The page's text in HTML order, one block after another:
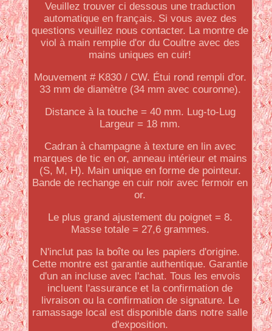
Veuillez trouver ci dessous une traduction
automatique en français. Si vous avez des
questions veuillez nous contacter. La montre de
viol à main remplie d'or du Coultre avec des
mains uniques en cuir!
Mouvement # K830 / CW. Étui rond rempli d'or.
33 mm de diamètre (34 mm avec couronne).
Distance à la touche = 40 mm. Lug-to-Lug
Largeur = 18 mm.
Cadran à champagne à texture en lin avec
marques de tic en or, anneau intérieur et mains
(S, M, H). Main unique en forme de pointeur.
Bande de rechange en cuir noir avec fermoir en
or.
Le plus grand ajustement du poignet = 8.
Masse totale = 27,6 grammes.
N'inclut pas la boîte ou les papiers d'origine.
Cette montre est garantie authentique. Garantie
d'un an incluse avec l'achat. Tous les envois
incluent l'assurance et la confirmation de
livraison ou la confirmation de signature. Le
ramassage local est disponible dans notre salle
d'exposition.